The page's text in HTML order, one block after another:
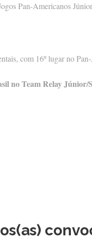
Pan-Americanos
com 16º lugar no
no Team Relay Júnior/